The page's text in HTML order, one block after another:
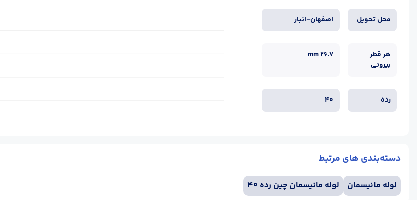
محل تحویل اصفهان-انبار
هر قطر
بیرونی
mm 26.7
رده 40
دسته‌بندی های مرتبط
لوله مانیسمان لوله مانیسمان چین رده 40